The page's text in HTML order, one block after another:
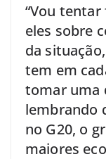
“Vou
eles sobre
da
tem em
tomar uma
lembrando
no G20, o
maiores